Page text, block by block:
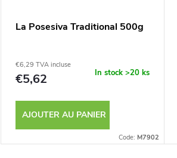
La Posesiva Traditional 500g
€6,29 TVA incluse
€5,62 In stock >20 ks
AJOUTER AU PANIER
Code: M7902